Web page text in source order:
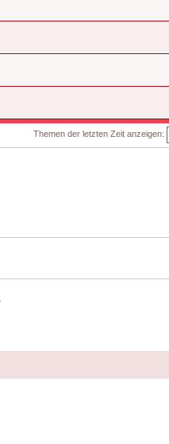
Themen der letzten Zeit anzeigen: